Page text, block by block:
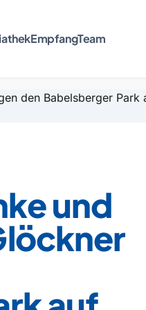
EmpfangTeam
und